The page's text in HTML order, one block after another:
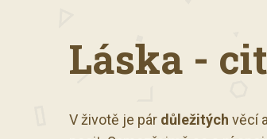
Láska -
V životě je pár důležitých věcí